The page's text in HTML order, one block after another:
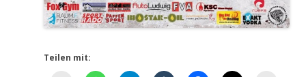
Teilen mit: